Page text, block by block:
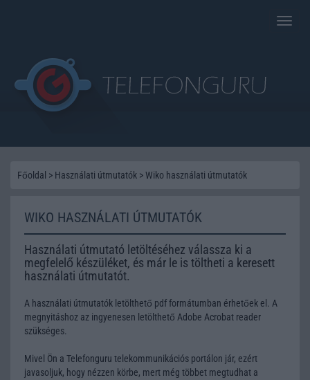
Toggle
Főoldal > Használati útmutatók >Wiko használati útmutatók
WIKO HASZNÁLATI ÚTMUTATÓK
Használati útmutató letöltéséhez válassza ki a
megfelelő készüléket, és már le is töltheti a keresett
használati útmutatót.
A használati útmutatók letölthető pdf formátumban érhetőek el. A
megnyitáshoz az ingyenesen letölthető Adobe Acrobat reader
szükséges.
Mivel Ön a Telefonguru telekommunikációs portálon jár, ezért
javasoljuk, hogy nézzen körbe, mert még többet megtudhat a